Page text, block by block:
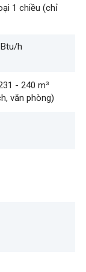
1 chiều (chỉ
h
- 240 m³
văn phòng)